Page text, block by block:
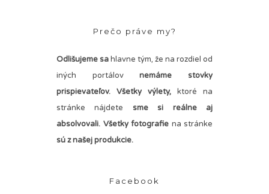
Prečo práve my?
Odlišujeme sahlavne tým, že na rozdiel od
iných portálovnemáme stovky
prispievateľov. Všetky výlety, ktoré na
stránke nájdete sme si reálne aj
absolvovali. Všetky fotografie na stránke
sú z našej produkcie.
Facebook